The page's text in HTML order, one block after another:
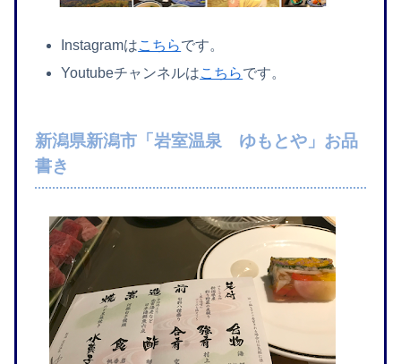
Instagramはこちらです。
Youtubeチャンネルはこちらです。
新潟県新潟市「岩室温泉 ゆもとや」お品
書き